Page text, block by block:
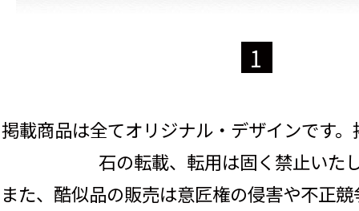
1
掲載商品は全てオリジナル・デザインです
石の転載、転用は固く禁止いた
また、酷似品の販売は意匠権の侵害や不正